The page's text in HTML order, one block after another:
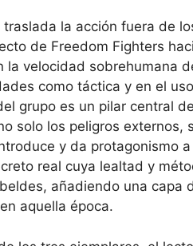
traslada la acción fuera de
de Freedom Fighters
la velocidad sobrehumana
como táctica y en el
grupo es un pilar central
solo los peligros
y da protagonismo
real cuya lealtad y
añadiendo una capa
aquella época.